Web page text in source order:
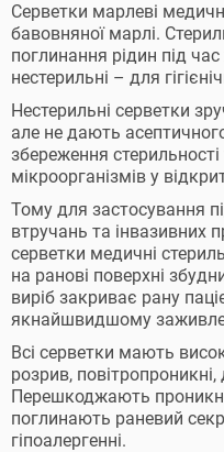
Серветки марлеві
бавовняної марлі.
поглинання рідин під час
нестерильні – для
Нестерильні серветки
але не дають
збереження
мікроорганізмів у
Тому для застосування
втручань та інвазивних
серветки медичні
на ранові поверхні
виріб закриває рану
якнайшвидшому
Всі серветки мають
розрив,
Перешкоджають
поглинають раневий
гіпоалергенні.